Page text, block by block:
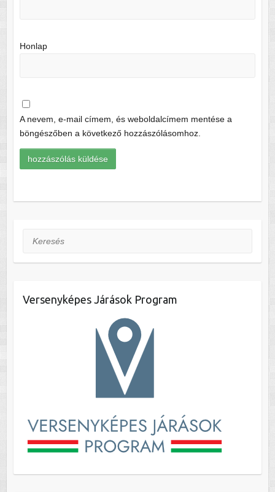
Honlap
A nevem, e-mail címem, és weboldalcímem mentése a
böngészőben a következő hozzászólásomhoz.
Keresés
Versenyképes Járások Program